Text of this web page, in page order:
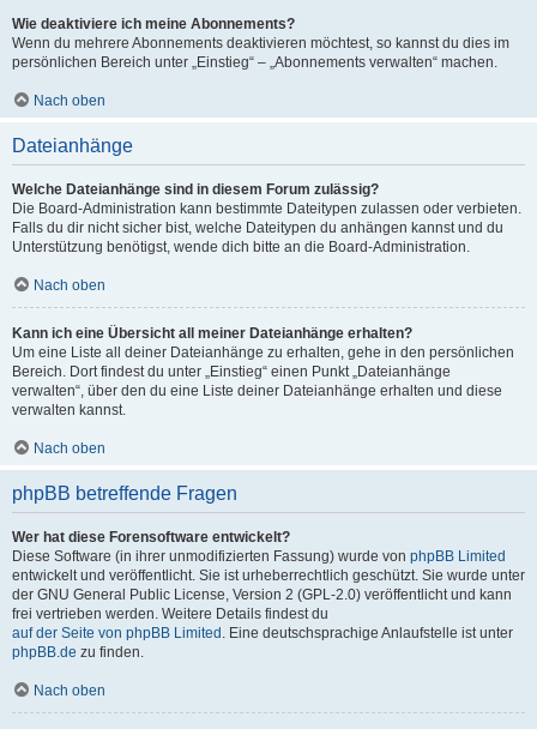
Wie deaktiviere ich meine Abonnements?
Wenn du mehrere Abonnements deaktivieren möchtest, so kannst du dies im
persönlichen Bereich unter „Einstieg“ – „Abonnements verwalten“ machen.
Nach oben
Dateianhänge
Welche Dateianhänge sind in diesem Forum zulässig?
Die Board-Administration kann bestimmte Dateitypen zulassen oder verbieten.
Falls du dir nicht sicher bist, welche Dateitypen du anhängen kannst und du
Unterstützung benötigst, wende dich bitte an die Board-Administration.
Nach oben
Kann ich eine Übersicht all meiner Dateianhänge erhalten?
Um eine Liste all deiner Dateianhänge zu erhalten, gehe in den persönlichen
Bereich. Dort findest du unter „Einstieg“ einen Punkt „Dateianhänge
verwalten“, über den du eine Liste deiner Dateianhänge erhalten und diese
verwalten kannst.
Nach oben
phpBB betreffende Fragen
Wer hat diese Forensoftware entwickelt?
Diese Software (in ihrer unmodifizierten Fassung) wurde von phpBB Limited
entwickelt und veröffentlicht. Sie ist urheberrechtlich geschützt. Sie wurde unter
der GNU General Public License, Version 2 (GPL-2.0) veröffentlicht und kann
frei vertrieben werden. Weitere Details findest du
auf der Seite von phpBB Limited . Eine deutschsprachige Anlaufstelle ist unter
phpBB.de zu finden.
Nach oben